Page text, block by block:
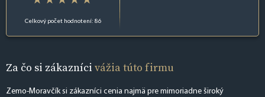
Celkový počet hodnotení: 86
Za čo si zákazníci vážia túto firmu
Zemo-Moravčík si zákazníci cenia najmä pre mimoriadne široký